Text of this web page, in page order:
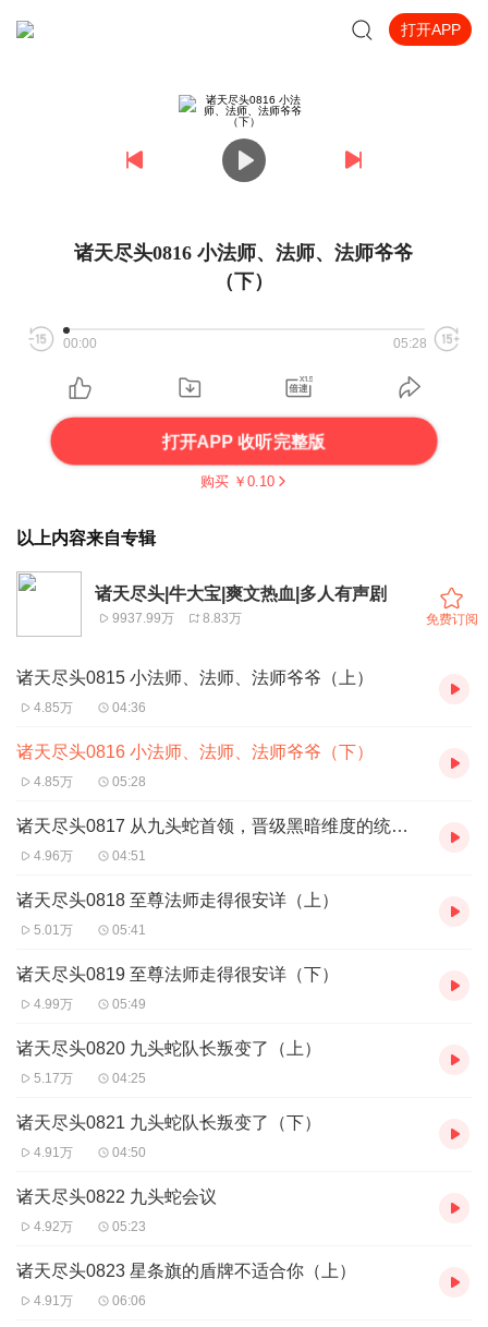
打开APP
诸天尽头0816 小法师、法师、法师爷爷
（下）
00:00 05:28
打开APP 收听完整版
购买 ￥ 0.10
以上内容来自专辑
诸天尽头|牛大宝|爽文热血|多人有声剧
9937.99万 8.83万 免费订阅
诸天尽头0815 小法师、法师、法师爷爷（上）
4.85万 04:36
诸天尽头0816 小法师、法师、法师爷爷（下）
4.85万 05:28
诸天尽头0817 从九头蛇首领，晋级黑暗维度的统治者
4.96万 04:51
诸天尽头0818 至尊法师走得很安详（上）
5.01万 05:41
诸天尽头0819 至尊法师走得很安详（下）
4.99万 05:49
诸天尽头0820 九头蛇队长叛变了（上）
5.17万 04:25
诸天尽头0821 九头蛇队长叛变了（下）
4.91万 04:50
诸天尽头0822 九头蛇会议
4.92万 05:23
诸天尽头0823 星条旗的盾牌不适合你（上）
4.91万 06:06